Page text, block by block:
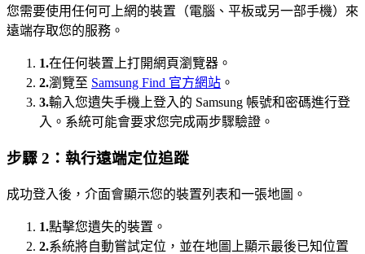
您需要使用任何可上網的裝置（電腦、平板或另一部手機）來
遠端存取您的服務。
1.在任何裝置上打開網頁瀏覽器。
2.瀏覽至 Samsung Find 官方網站 。
3.輸入您遺失手機上登入的 Samsung 帳號和密碼進行登
入。系統可能會要求您完成兩步驟驗證。
步驟 2：執行遠端定位追蹤
成功登入後，介面會顯示您的裝置列表和一張地圖。
1.點擊您遺失的裝置。
2.系統將自動嘗試定位，並在地圖上顯示最後已知位置